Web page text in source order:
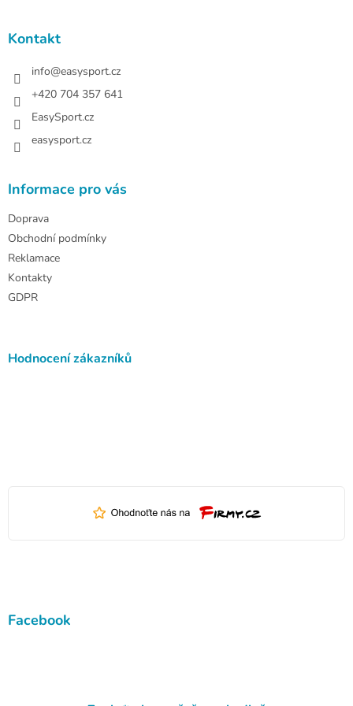
Kontakt
info@easysport.cz
+420 704 357 641
EasySport.cz
easysport.cz
Informace pro vás
Doprava
Obchodní podmínky
Reklamace
Kontakty
GDPR
Hodnocení zákazníků
Facebook